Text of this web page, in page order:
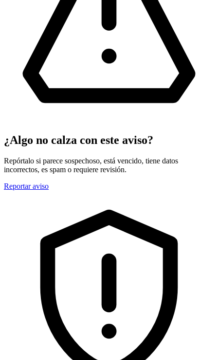
¿Algo no calza con este aviso?
Repórtalo si parece sospechoso, está vencido, tiene datos
incorrectos, es spam o requiere revisión.
Reportar aviso